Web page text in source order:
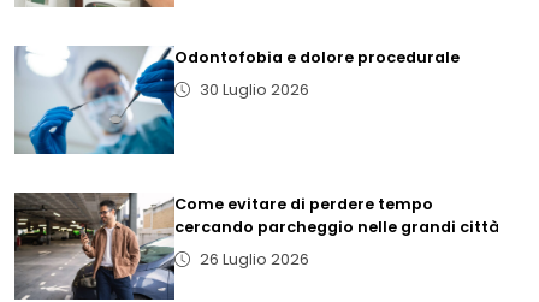
Odontofobia e dolore procedurale
30 Luglio 2026
Come evitare di perdere tempo
cercando parcheggio nelle grandi città
26 Luglio 2026